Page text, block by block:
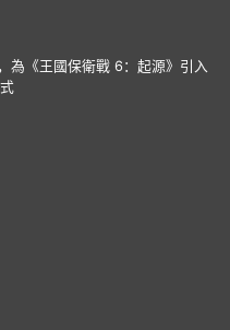
為《王國保衛戰 6：起源》引入